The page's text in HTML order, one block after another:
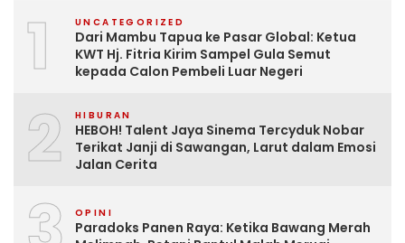
1 UNCATEGORIZED
Dari Mambu Tapua ke Pasar Global: Ketua
KWT Hj. Fitria Kirim Sampel Gula Semut
kepada Calon Pembeli Luar Negeri
2 HIBURAN
HEBOH! Talent Jaya Sinema Tercyduk Nobar
Terikat Janji di Sawangan, Larut dalam Emosi
Jalan Cerita
OPINI
Paradoks Panen Raya: Ketika Bawang Merah